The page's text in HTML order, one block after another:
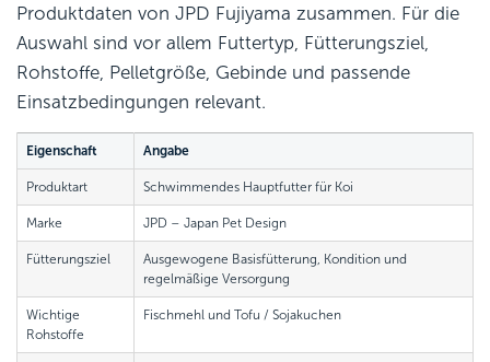
Produktdaten von JPD Fujiyama zusammen. Für die
Auswahl sind vor allem Futtertyp, Fütterungsziel,
Rohstoffe, Pelletgröße, Gebinde und passende
Einsatzbedingungen relevant.
Eigenschaft Angabe
Produktart Schwimmendes Hauptfutter für Koi
Marke JPD – Japan Pet Design
Fütterungsziel
Ausgewogene Basisfütterung, Kondition und
regelmäßige Versorgung
Wichtige
Rohstoffe
Fischmehl und Tofu / Sojakuchen